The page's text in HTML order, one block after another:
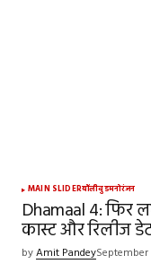
MAIN SLIDERबॉलीवुडमनोरंजन
Dhamaal 4: फिर
कास्ट और रिलीज
byAmit PandeySeptember